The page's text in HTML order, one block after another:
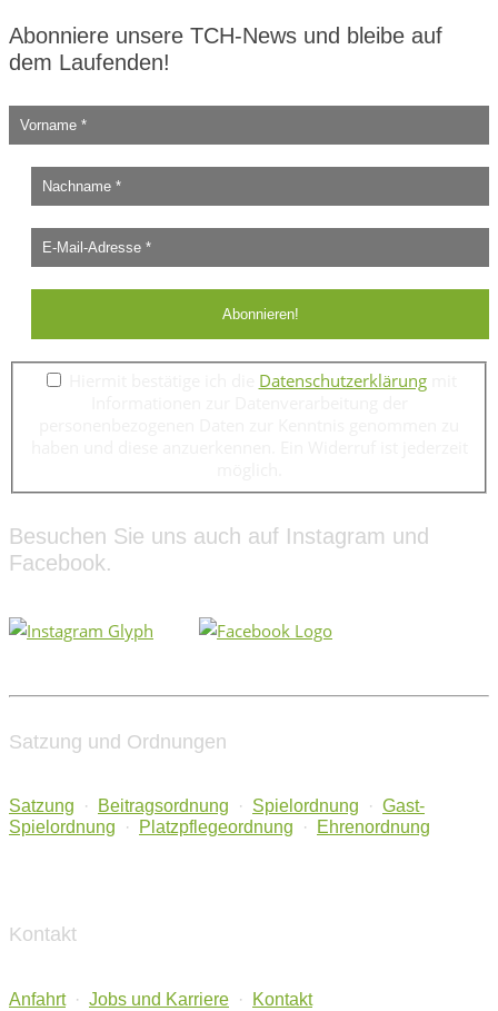
Abonniere unsere TCH-News und bleibe auf
dem Laufenden!
Datenschutzerklärungmit
Besuchen Sie uns auch auf Instagram und
Facebook.
Satzung und Ordnungen
Satzung · Beitragsordnung · Spielordnung · Gast-
Spielordnung
· Platzpflegeordnung · Ehrenordnung
Kontakt
Anfahrt · Jobs und Karriere · Kontakt